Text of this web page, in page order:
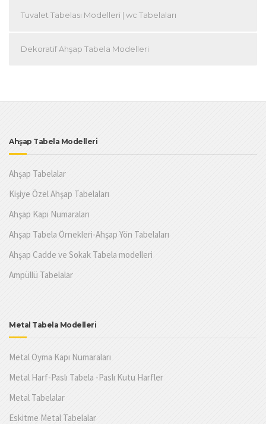
Tuvalet Tabelası Modelleri | wc Tabelaları
Dekoratif Ahşap Tabela Modelleri
Ahşap Tabela Modelleri
Ahşap Tabelalar
Kişiye Özel Ahşap Tabelaları
Ahşap Kapı Numaraları
Ahşap Tabela Örnekleri-Ahşap Yön Tabelaları
Ahşap Cadde ve Sokak Tabela modelleri
Ampüllü Tabelalar
Metal Tabela Modelleri
Metal Oyma Kapı Numaraları
Metal Harf-Paslı Tabela -Paslı Kutu Harfler
Metal Tabelalar
Eskitme Metal Tabelalar